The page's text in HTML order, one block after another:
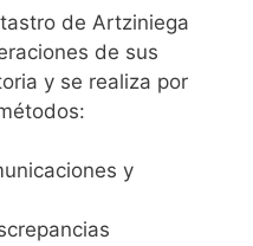
de Artziniega
de sus
y se realiza por
y